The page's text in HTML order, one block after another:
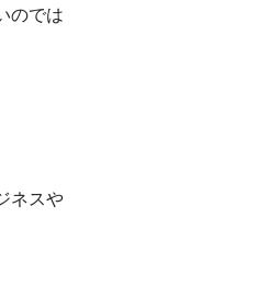
のでは
ネスや